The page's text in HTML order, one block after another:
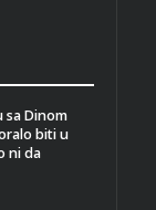
sa Dinom
biti u
ni da